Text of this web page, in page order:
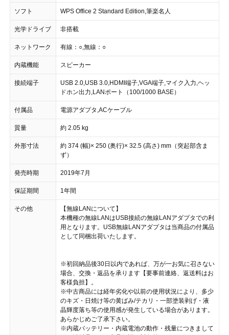
ソフト WPS Office 2 Standard Edition,筆楽名人
光学ドライブ 非搭載
ネットワーク 有線：○,無線：○
内蔵機能 スピーカー
接続端子
USB 2.0,USB 3.0,HDMI端子,VGA端子,マイク入力,ヘッ
ドホン出力,LANポート（100/1000 BASE）
付属品 電源アダプタ,ACケーブル
質量 約 2.05 kg
外形寸法
約 374 (幅)× 250 (奥行)× 32.5 (高さ) mm（突起部含ま
ず）
発売時期 2019年7月
保証期間 1年間
その他
【無線LANについて】
本機種の無線LANはUSB接続の無線LANアダプタでの利
用となります。USB無線LANアダプタは当商品の付属品
として同梱出荷いたします。
※初回納品後30日以内であれば、万が一お気に召さない
場合、交換・返品を承ります【要事前連絡、返送料はお
客様負担】。
※中古商品には経年劣化や以前の使用状況により、多少
のキズ・日焼け等の黄ばみ/テカリ・一部塗装剥げ・液
晶輝度落ち等の使用感が発生している場合があります。
あらかじめご了承下さい。
※内蔵バッテリー・内蔵電池の動作・残量につきまして